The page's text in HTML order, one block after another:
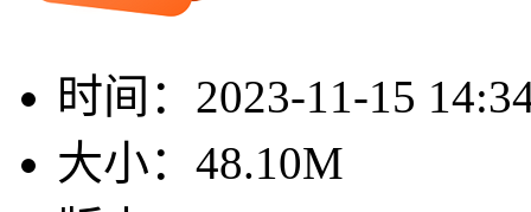
时间： 2023-11-15
大小： 48.10M